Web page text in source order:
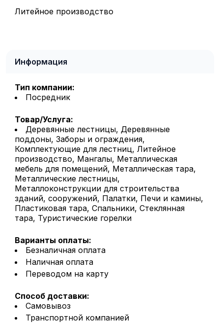
Литейное производство
Информация
Тип компании:
Посредник
Товар/Услуга:
Деревянные лестницы, Деревянные
поддоны, Заборы и ограждения,
Комплектующие для лестниц, Литейное
производство, Мангалы, Металлическая
мебель для помещений, Металлическая тара,
Металлические лестницы,
Металлоконструкции для строительства
зданий, сооружений, Палатки, Печи и камины,
Пластиковая тара, Спальники, Стеклянная
тара, Туристические горелки
Варианты оплаты:
Безналичная оплата
Наличная оплата
Переводом на карту
Способ доставки:
Самовывоз
Транспортной компанией